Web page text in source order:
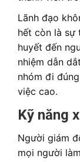
Lãnh đạo
hết còn là sự
huyết đến
nhiệm dẫn
nhóm đi
việc cao.
Kỹ năng
Người giám
mọi người